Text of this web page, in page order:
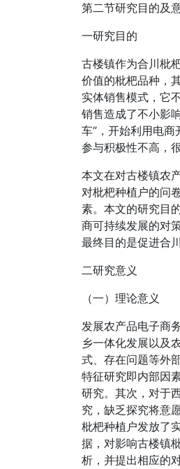
第二节研究目的及
一研究目的
古楼镇作为合川枇
价值的枇杷品种，
实体销售模式，它
销售造成了不小影
车”，开始利用电
参与积极性不高，
本文在对古楼镇农
对枇杷种植户的问
素。本文的研究目
商可持续发展的对
最终目的是促进合
二研究意义
（一）理论意义
发展农产品电子商
乡一体化发展以及
式、存在问题等外
特征研究即内部因
研究。其次，对于
究，缺乏探究将意
枇杷种植户发放了
据，对影响古楼镇
析，并提出相应的